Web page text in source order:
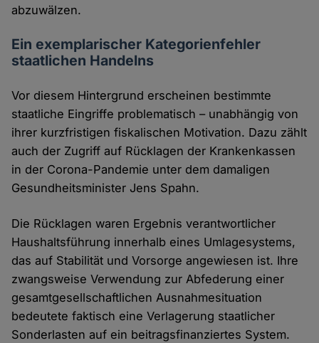
abzuwälzen.
Ein exemplarischer Kategorienfehler
staatlichen Handelns
Vor diesem Hintergrund erscheinen bestimmte
staatliche Eingriffe problematisch – unabhängig von
ihrer kurzfristigen fiskalischen Motivation. Dazu zählt
auch der Zugriff auf Rücklagen der Krankenkassen
in der Corona-Pandemie unter dem damaligen
Gesundheitsminister Jens Spahn.
Die Rücklagen waren Ergebnis verantwortlicher
Haushaltsführung innerhalb eines Umlagesystems,
das auf Stabilität und Vorsorge angewiesen ist. Ihre
zwangsweise Verwendung zur Abfederung einer
gesamtgesellschaftlichen Ausnahmesituation
bedeutete faktisch eine Verlagerung staatlicher
Sonderlasten auf ein beitragsfinanziertes System.